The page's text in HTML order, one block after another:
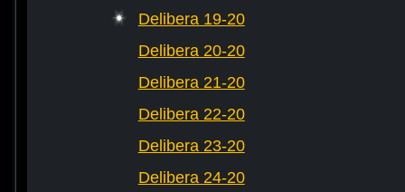
Delibera 19-20
Delibera 20-20
Delibera 21-20
Delibera 22-20
Delibera 23-20
Delibera 24-20